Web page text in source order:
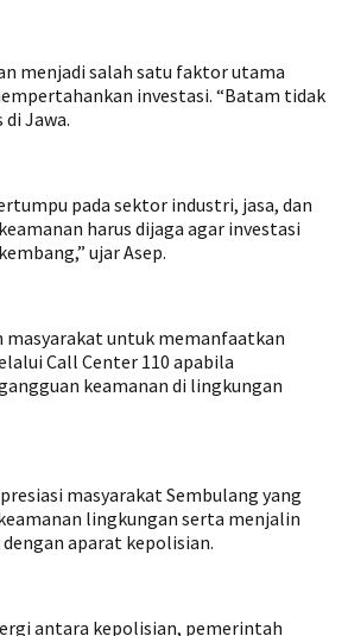
menjadi salah satu faktor utama
investasi. “Batam tidak
Jawa.
pada sektor industri, jasa, dan
harus dijaga agar investasi
ujar Asep.
masyarakat untuk memanfaatkan
Call Center 110 apabila
keamanan di lingkungan
masyarakat Sembulang yang
lingkungan serta menjalin
aparat kepolisian.
antara kepolisian, pemerintah